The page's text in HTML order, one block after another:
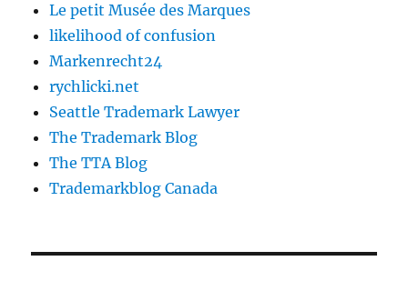
Le petit Musée des Marques
likelihood of confusion
Markenrecht24
rychlicki.net
Seattle Trademark Lawyer
The Trademark Blog
The TTA Blog
Trademarkblog Canada